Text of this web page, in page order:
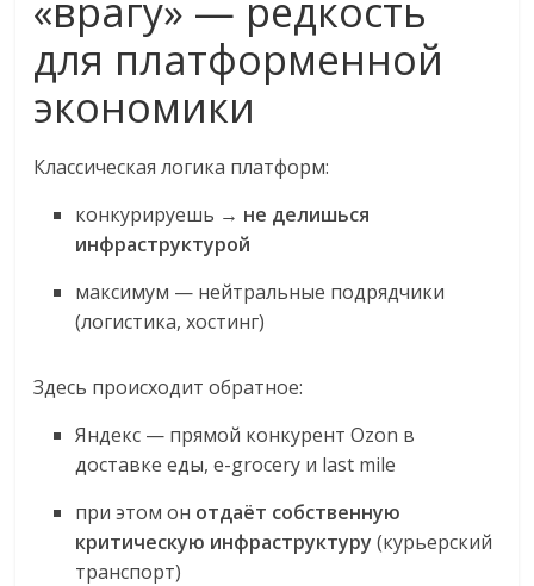
«врагу» — редкость
для платформенной
экономики
Классическая логика платформ:
конкурируешь → не делишься
инфраструктурой
максимум — нейтральные подрядчики
(логистика, хостинг)
Здесь происходит обратное:
Яндекс — прямой конкурент Ozon в
доставке еды, e-grocery и last mile
при этом он отдаёт собственную
критическую инфраструктуру (курьерский
транспорт)